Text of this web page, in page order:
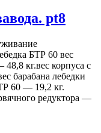
pt8
БТР 60 вес
кг.вес корпуса с
барабана лебедки
60 — 19,2 кг.
редуктора —